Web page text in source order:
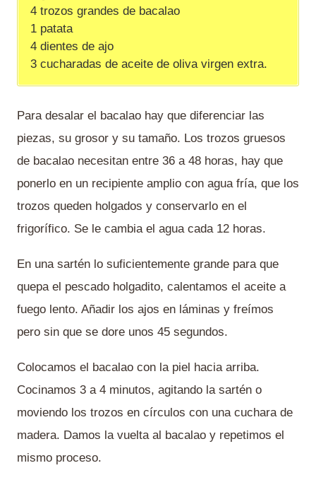
4 trozos grandes de bacalao
1 patata
4 dientes de ajo
3 cucharadas de aceite de oliva virgen extra.
Para desalar el bacalao hay que diferenciar las
piezas, su grosor y su tamaño. Los trozos gruesos
de bacalao necesitan entre 36 a 48 horas, hay que
ponerlo en un recipiente amplio con agua fría, que los
trozos queden holgados y conservarlo en el
frigorífico. Se le cambia el agua cada 12 horas.
En una sartén lo suficientemente grande para que
quepa el pescado holgadito, calentamos el aceite a
fuego lento. Añadir los ajos en láminas y freímos
pero sin que se dore unos 45 segundos.
Colocamos el bacalao con la piel hacia arriba.
Cocinamos 3 a 4 minutos, agitando la sartén o
moviendo los trozos en círculos con una cuchara de
madera. Damos la vuelta al bacalao y repetimos el
mismo proceso.